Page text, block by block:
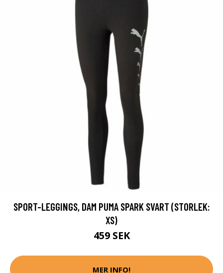
SPORT-LEGGINGS, DAM PUMA SPARK SVART (STORLEK:
XS)
459 SEK
MER INFO!